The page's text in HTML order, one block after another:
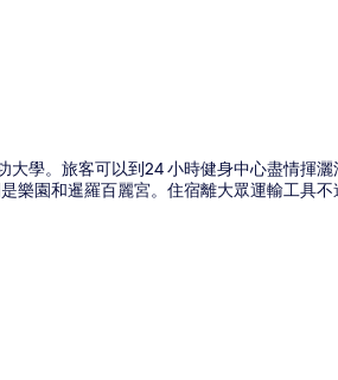
學。旅客可以到24 小時健身中心盡情揮
樂園和暹羅百麗宮。住宿離大眾運輸工具不